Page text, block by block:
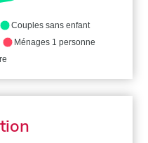
Couples sans enfant
Ménages 1 personne